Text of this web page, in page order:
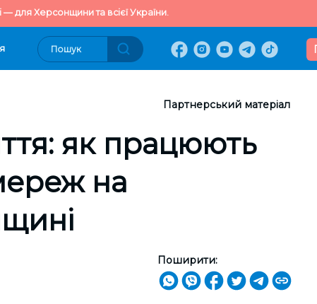
для Херсонщини та всієї України.
Партнерський матеріал
як працюють
на
Поширити: